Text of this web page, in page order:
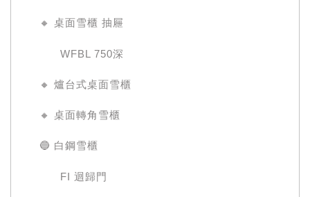
🔸 桌面雪櫃 抽屜
WFBL 750深
🔸 爐台式桌面雪櫃
🔸 桌面轉角雪櫃
🔵 白鋼雪櫃
FI 迴歸門